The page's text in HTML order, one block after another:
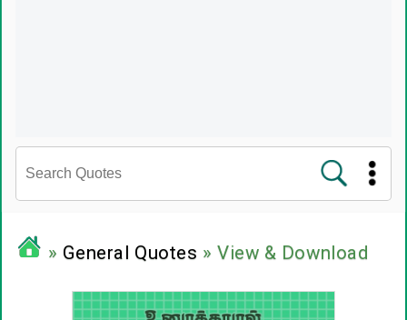
» General Quotes » View & Download